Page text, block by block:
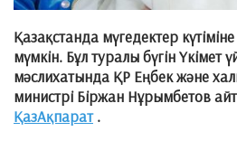
Қазақстанда мүгедектер
мүмкін. Бұл туралы бүгін Үкімет
мәслихатында ҚР Еңбек және
министрі Біржан Нұрымбетов
ҚазАқпарат .